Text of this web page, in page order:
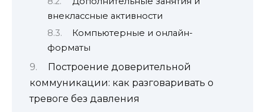
внеклассные активности
Компьютерные и онлайн-
форматы
Построение доверительной
коммуникации: как разговаривать о
тревоге без давления